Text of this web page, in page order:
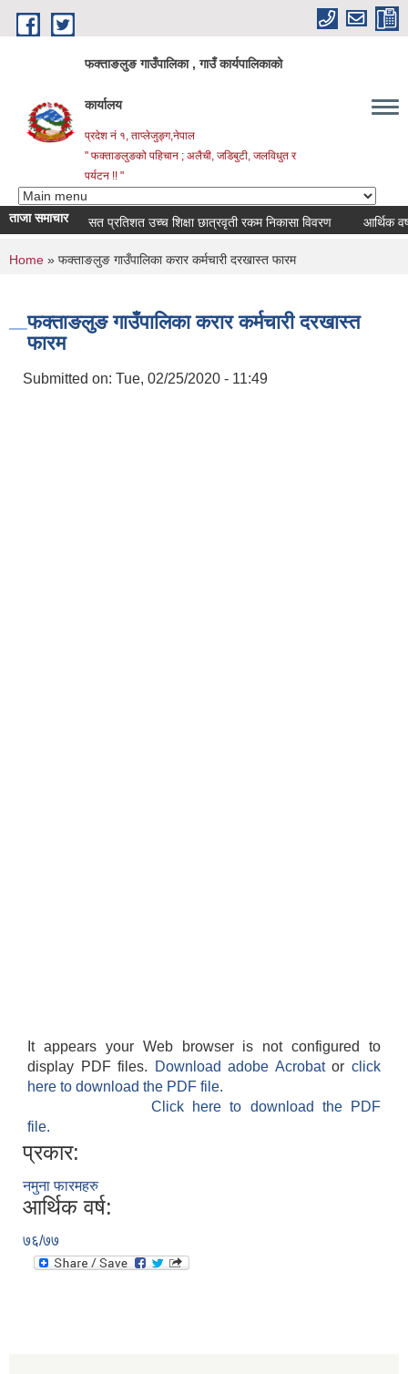
Skip to main content
फक्ताङलुङ गाउँपालिका , गाउँ कार्यपालिकाको
कार्यालय
प्रदेश नं १, ताप्लेजुङ्ग,नेपाल
" फक्ताङलुङको पहिचान ; अलैची, जडिबुटी, जलविधुत र
पर्यटन !! "
ताजा समाचारसत प्रतिशत उच्च शिक्षा छात्रवृती रकम निकासा विवरण आर्थिक वर्ष
You are here
Home » फक्ताङलुङ गाउँपालिका करार कर्मचारी दरखास्त फारम
फक्ताङलुङ गाउँपालिका करार कर्मचारी दरखास्त
फारम
Submitted on: Tue, 02/25/2020 - 11:49
It appears your Web browser is not configured to
display PDF files.
Download adobe Acrobatorclick
here to download the PDF file.
Click here to download the PDF
file.
प्रकार:
नमुना फारमहरु
आर्थिक वर्ष:
७६/७७